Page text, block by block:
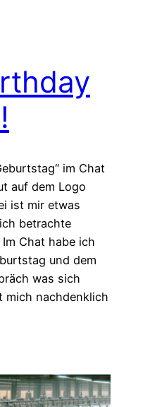
im Chat
auf dem Logo
ist mir etwas
betrachte
Chat habe ich
und dem
was sich
mich nachdenklich